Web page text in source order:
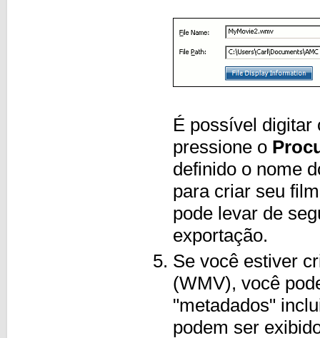
É possível
pressione o
definido o nome
para criar seu
pode levar de
exportação.
Se você estiver
(WMV), você
"metadados"
podem ser